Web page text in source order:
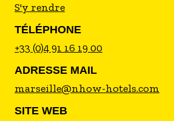
S'y rendre
TÉLÉPHONE
+33 (0)4 91 16 19 00
ADRESSE MAIL
marseille@nhow-hotels.com
SITE WEB